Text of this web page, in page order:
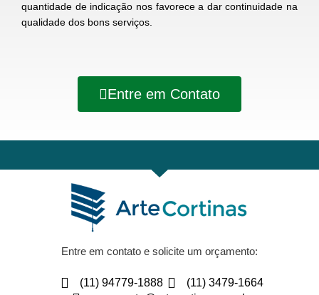
quantidade de indicação nos favorece a dar continuidade na
qualidade dos bons serviços.
Entre em Contato
Entre em contato e solicite um orçamento:
(11) 94779-1888
(11) 3479-1664